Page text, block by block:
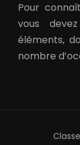
Pour
vous
éléments,
nombre